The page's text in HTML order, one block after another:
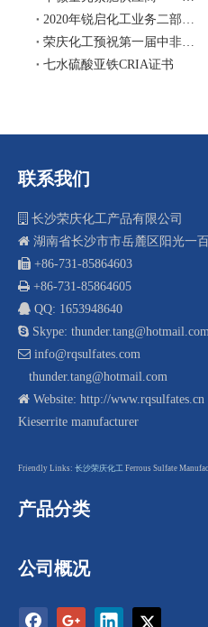
七水硫酸亚铁CRIA证书
联系我们
 长沙荣庆化工产品有限公司
 湖南省长沙市市岳麓区阳光一
 +86-731-85864603
 +86-731-85864605
 QQ: 1653948640
 Skype: thunder.tang@hotmail.com
 info@rqsulfates.com
thunder.tang@hotmail.com
 Website: http://www.rqsulfates.cn
Kieserrite manufacturer
Friendly Links: 长沙荣庆化工 Ferrous Sulfate
产品分类
公司概况